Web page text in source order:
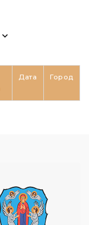
Дата Город